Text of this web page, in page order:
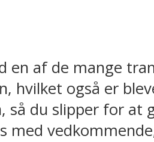
af de mange
hvilket også er
du slipper for at